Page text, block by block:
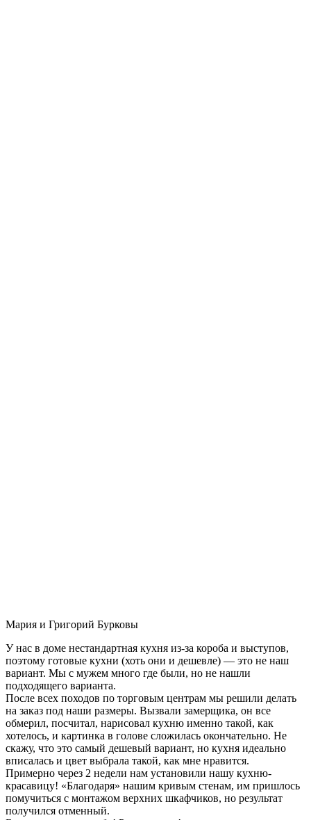
Мария и Григорий Бурковы
У нас в доме нестандартная кухня из-за короба и выступов,
поэтому готовые кухни (хоть они и дешевле) — это не наш
вариант. Мы с мужем много где были, но не нашли
подходящего варианта.
После всех походов по торговым центрам мы решили делать
на заказ под наши размеры. Вызвали замерщика, он все
обмерил, посчитал, нарисовал кухню именно такой, как
хотелось, и картинка в голове сложилась окончательно. Не
скажу, что это самый дешевый вариант, но кухня идеально
вписалась и цвет выбрала такой, как мне нравится.
Примерно через 2 недели нам установили нашу кухню-
красавицу! «Благодаря» нашим кривым стенам, им пришлось
помучиться с монтажом верхних шкафчиков, но результат
получился отменный.